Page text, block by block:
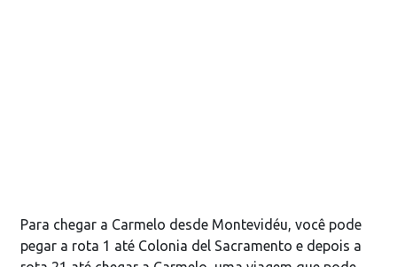
Para chegar a Carmelo desde Montevidéu, você pode
pegar a rota 1 até Colonia del Sacramento e depois a